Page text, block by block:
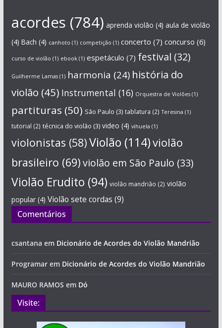
acordes (784) aprenda violão (4) aula de violão
(4) Bach (4) canhoto (1) competição (1) concerto (7) concurso (6)
curso de violão (1) ebook(1) espetáculo (7) festival (32)
Guilherme Lamas(1) harmonia (24) história do
violão (45) Instrumental (16) Orquestra de Violões(1)
partituras (50) São Paulo (3) tablatura (2) Teresina (1)
tutorial (2) técnica do violão (3) video (4) vihuela (1)
violonistas (58)Violão (114)violão
brasileiro (69)violão em São Paulo (33)
Violão Erudito (94) violão mandrião (2) violão
popular(4) Violão sete cordas (9)
Comentários
csantana em Dicionário de Acordes do Violão Mandrião
Programarem Dicionário de Acordes do Violão Mandrião
MAURO RAMOS em Dó
Visite: